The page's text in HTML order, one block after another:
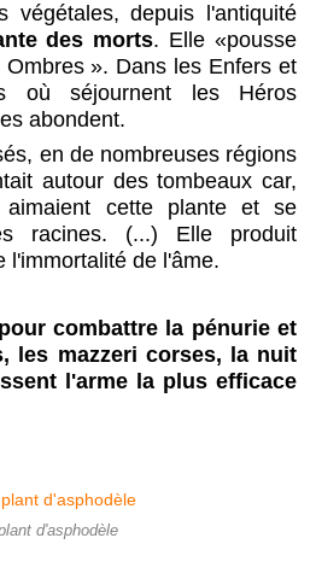
végétales, depuis l'antiquité
des morts. Elle «pousse
». Dans les Enfers et
où séjournent les Héros
abondent.
en de nombreuses régions
autour des tombeaux car,
cette plante et se
racines. (...) Elle produit
l'immortalité de l'âme.
combattre la pénurie et
les mazzeri corses, la nuit
l'arme la plus efficace
d'asphodèle